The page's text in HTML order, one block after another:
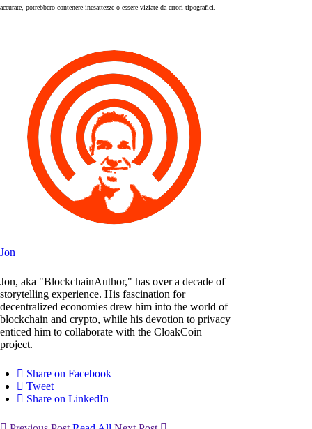
accurate, potrebbero contenere inesattezze o essere viziate da errori tipografici.
Jon
Jon, aka "BlockchainAuthor," has over a decade of
storytelling experience. His fascination for
decentralized economies drew him into the world of
blockchain and crypto, while his devotion to privacy
enticed him to collaborate with the CloakCoin
project.
Share on Facebook
Tweet
Share on LinkedIn